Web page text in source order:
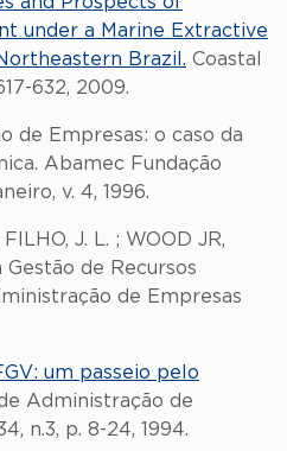
under a Marine Extractive
Brazil. Coastal
632, 2009.
de Empresas: o caso da
Abamec Fundação
v. 4, 1996.
J. L. ; WOOD JR,
de Recursos
de Empresas
um passeio pelo
Administração de
n.3, p. 8-24, 1994.